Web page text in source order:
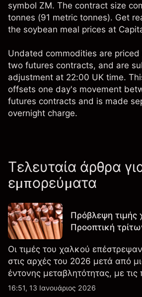
symbol ZM. The contract size
tonnes (91 metric tonnes). Get
the soybean meal prices at
Undated commodities are
two futures contracts, and are
adjustment at 22:00 UK time.
offsets one day's movement
futures contracts and is made
overnight charge.
Τελευταία άρθρα
εμπορεύματα
Πρόβλεψη τιμής
Προοπτική
Οι τιμές του χαλκού
στις αρχές του 2026 μετά από
έντονης μεταβλητότητας, με
κινήσεις να τοποθετούν το
16:51, 13 Ιανουάριος 2026